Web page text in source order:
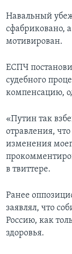
Навальный
сфабриковано,
мотивирован.
ЕСПЧ
судебного
компенсацию,
«Путин так
отравления,
изменения
в твиттере.
Ранее
заявлял, что
Россию, как
здоровья.